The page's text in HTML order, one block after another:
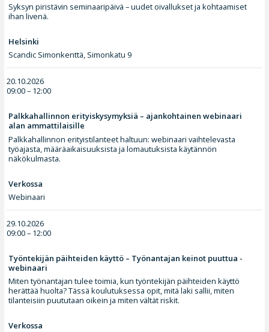
Syksyn piristävin seminaaripäivä – uudet oivallukset ja kohtaamiset
ihan livenä.
Helsinki
Scandic Simonkenttä, Simonkatu 9
20.10.2026
09:00 – 12:00
Palkkahallinnon erityiskysymyksiä – ajankohtainen webinaari
alan ammattilaisille
Palkkahallinnon erityistilanteet haltuun: webinaari vaihtelevasta
työajasta, määräaikaisuuksista ja lomautuksista käytännön
näkökulmasta.
Verkossa
Webinaari
29.10.2026
09:00 – 12:00
Työntekijän päihteiden käyttö – Työnantajan keinot puuttua -
webinaari
Miten työnantajan tulee toimia, kun työntekijän päihteiden käyttö
herättää huolta? Tässä koulutuksessa opit, mitä laki sallii, miten
tilanteisiin puututaan oikein ja miten vältät riskit.
Verkossa